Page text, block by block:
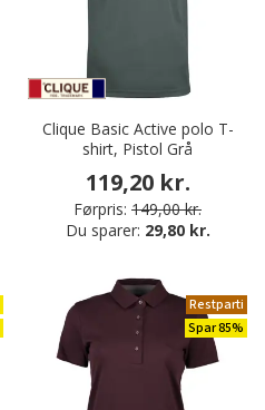
Clique Basic Active polo T-
shirt, Pistol Grå
119,20 kr.
Førpris: 149,00 kr.
Du sparer: 29,80 kr.
Restparti
Spar 85%